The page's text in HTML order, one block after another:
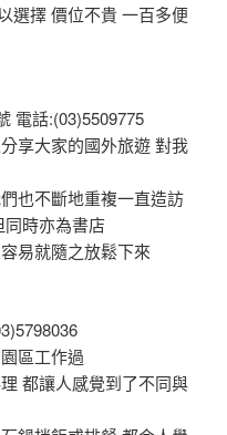
選擇 價位不貴 一百多便
電話:(03)5509775
享大家的國外旅遊 對我
也不斷地重複一直造訪
時亦為書店
易就隨之放鬆下來
區工作過
都讓人感覺到了不同與